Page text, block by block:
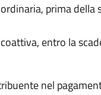
prima
entro la
nel